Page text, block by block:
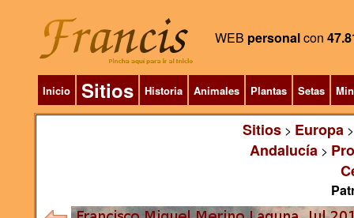
WEB personalcon
Inicio Sitios Historia Animales Plantas Setas
Sitios> Europa
Andalucía>